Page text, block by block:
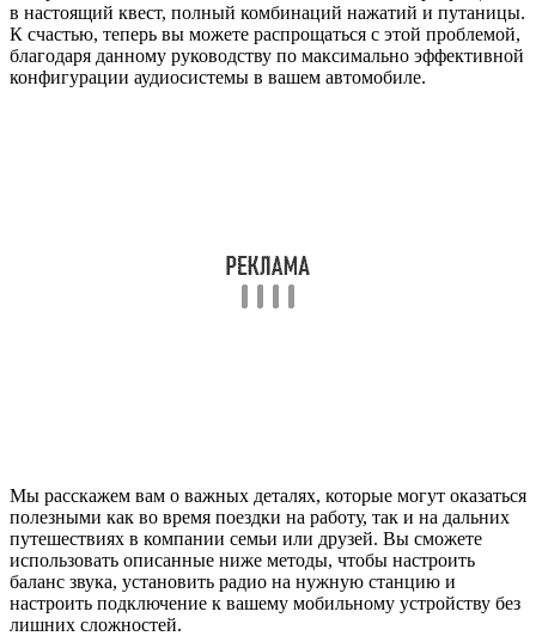
в настоящий квест, полный комбинаций нажатий и путаницы.
К счастью, теперь вы можете распрощаться с этой проблемой,
благодаря данному руководству по максимально эффективной
конфигурации аудиосистемы в вашем автомобиле.
Мы расскажем вам о важных деталях, которые могут оказаться
полезными как во время поездки на работу, так и на дальних
путешествиях в компании семьи или друзей. Вы сможете
использовать описанные ниже методы, чтобы настроить
баланс звука, установить радио на нужную станцию и
настроить подключение к вашему мобильному устройству без
лишних сложностей.